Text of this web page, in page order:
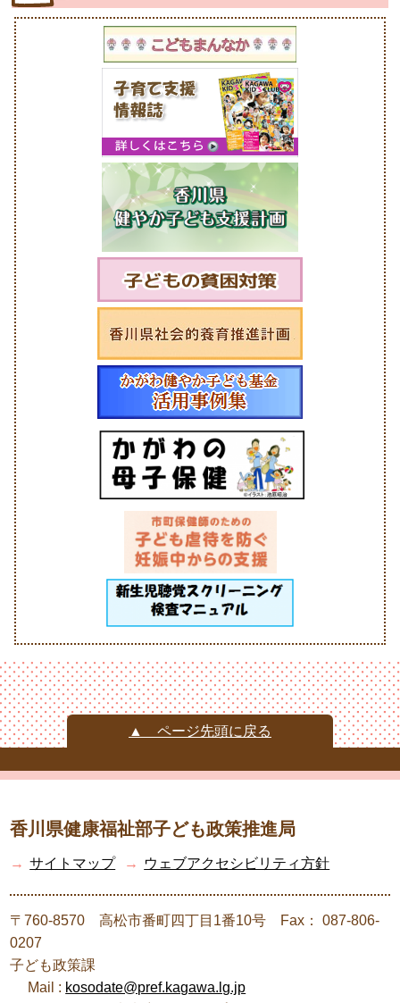
▲ ページ先頭に戻る
香川県健康福祉部子ども政策推進局
→ サイトマップ → ウェブアクセシビリティ方針
〒760-8570 高松市番町四丁目1番10号 Fax： 087-806-
0207
子ども政策課
Mail : kosodate@pref.kagawa.lg.jp